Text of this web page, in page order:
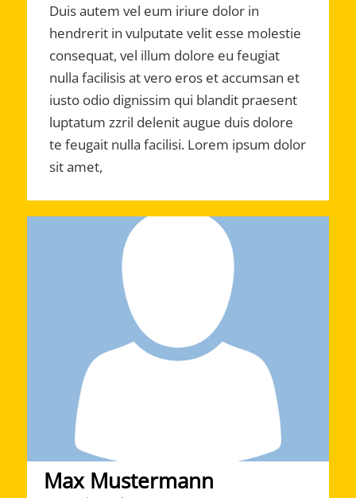
Duis autem vel eum iriure dolor in
hendrerit in vulputate velit esse molestie
consequat, vel illum dolore eu feugiat
nulla facilisis at vero eros et accumsan et
iusto odio dignissim qui blandit praesent
luptatum zzril delenit augue duis dolore
te feugait nulla facilisi. Lorem ipsum dolor
sit amet,
Max Mustermann